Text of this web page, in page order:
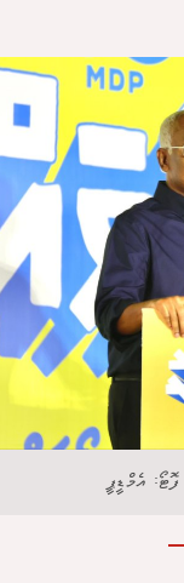
އެމްޑީޕީ